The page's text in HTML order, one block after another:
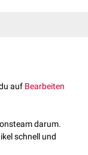
von
des
Nervenfasern und
zu finden. Diese
man auch als
auf Bearbeiten
darum.
schnell und